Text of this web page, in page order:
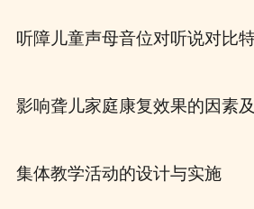
集体教学活动的设计与实施